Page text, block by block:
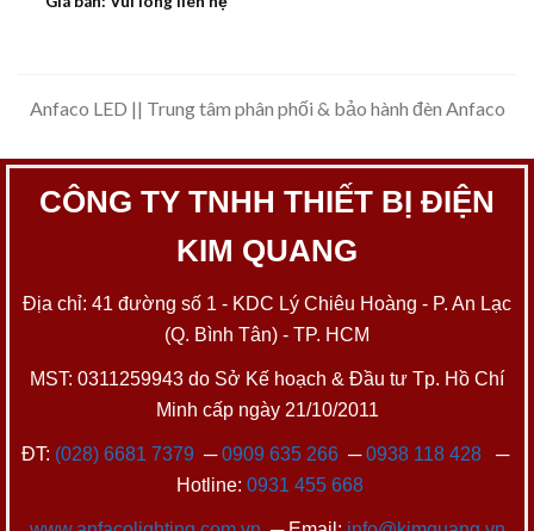
Anfaco LED || Trung tâm phân phối & bảo hành đèn Anfaco
CÔNG TY TNHH THIẾT BỊ ĐIỆN
KIM QUANG
Địa chỉ: 41 đường số 1 - KDC Lý Chiêu Hoàng - P. An Lạc
(Q. Bình Tân) - TP. HCM
MST: 0311259943 do Sở Kế hoạch & Đầu tư Tp. Hồ Chí
Minh cấp ngày 21/10/2011
ĐT: (028) 6681 7379 ─0909 635 266─0938 118 428─
Hotline: 0931 455 668